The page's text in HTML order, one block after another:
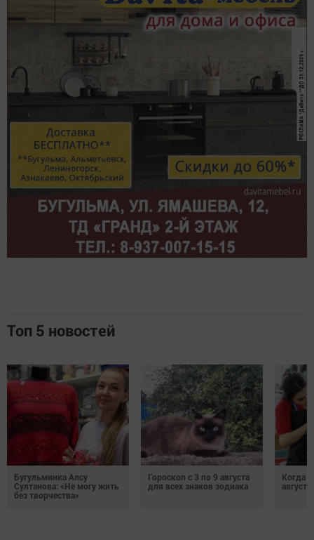
Топ 5 новостей
Бугульминка Алсу
Султанова: «Не могу жить
без творчества»
Гороскоп с 3 по 9 августа
для всех знаков зодиака
Когда